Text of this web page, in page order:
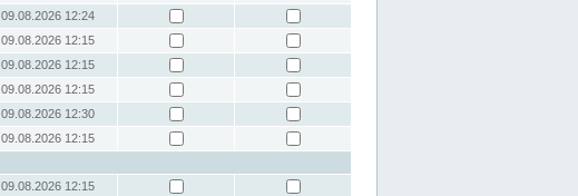
09.08.2026 12:24
09.08.2026 12:15
09.08.2026 12:15
09.08.2026 12:15
09.08.2026 12:30
09.08.2026 12:15
09.08.2026 12:15